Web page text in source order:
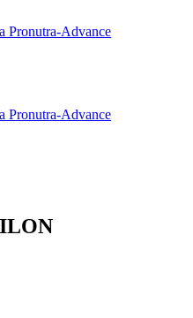
Pronutra-Advance
Pronutra-Advance